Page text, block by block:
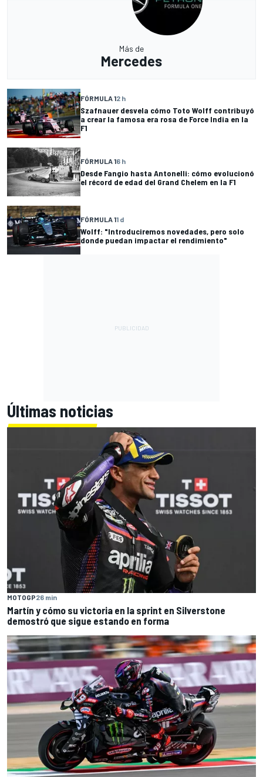
Más de
Mercedes
FÓRMULA 12 h
Szafnauer desvela cómo Toto Wolff contribuyó
a crear la famosa era rosa de Force India en la
F1
FÓRMULA 16 h
Desde Fangio hasta Antonelli: cómo evolucionó
el récord de edad del Grand Chelem en la F1
FÓRMULA 11 d
Wolff: "Introduciremos novedades, pero solo
donde puedan impactar el rendimiento"
Últimas noticias
MOTOGP26 min
Martín y cómo su victoria en la sprint en Silverstone
demostró que sigue estando en forma